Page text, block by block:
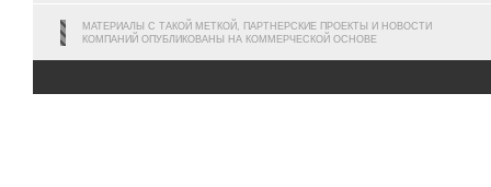
МАТЕРИАЛЫ С ТАКОЙ МЕТКОЙ, ПАРТНЕРСКИЕ ПРОЕКТЫ И НОВОСТИ
КОМПАНИЙ ОПУБЛИКОВАНЫ НА КОММЕРЧЕСКОЙ ОСНОВЕ